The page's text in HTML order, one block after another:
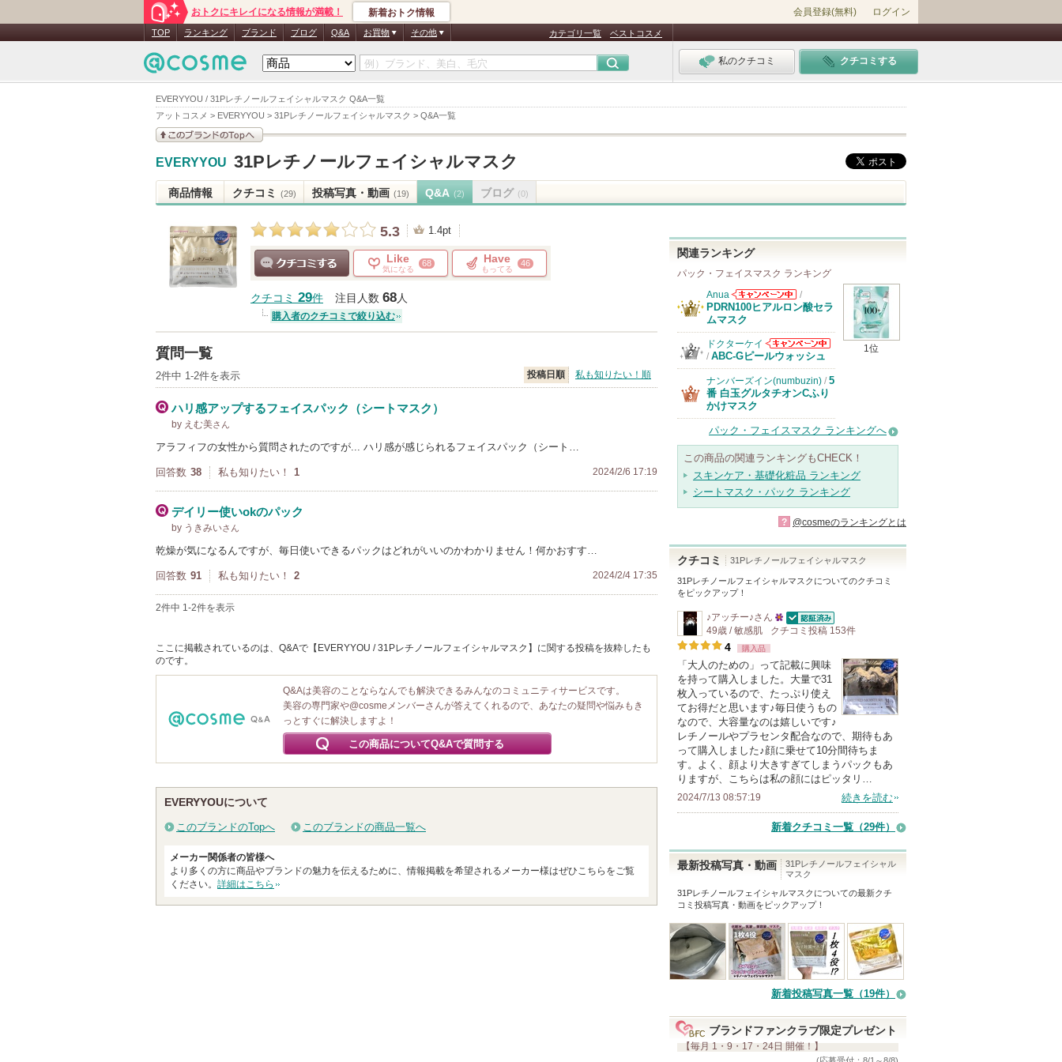
EVERYYOU / 31Pレチノールフェイシャルマスク Q&A一覧
アットコスメ > EVERYYOU > 31Pレチノールフェイシャルマスク > Q&A一覧
おトクにキレイになる情報が満載！ 新着おトク情報 会員登録(無料) ログイン
TOP ランキング ブランド ブログ Q&A お買物 その他 カテゴリ一覧 ベストコスメ
私のクチコミ クチコミする
EVERYYOU 31Pレチノールフェイシャルマスク
商品情報 クチコミ (29) 投稿写真・動画 (19) Q&A (2) ブログ (0)
5.3 1.4pt
Like
気になる
68 Have
もってる
46
クチコミ 29件 注目人数 68人
購入者のクチコミで絞り込む
質問一覧
2件中 1-2件を表示 投稿日順 私も知りたい！順
ハリ感アップするフェイスパック（シートマスク）
by えむ美さん
アラフィフの女性から質問されたのですが... ハリ感が感じられるフェイスパック（シート…
回答数 38 私も知りたい！ 1 2024/2/6 17:19
デイリー使いokのパック
by うきみいさん
乾燥が気になるんですが、毎日使いできるパックはどれがいいのかわかりません！何かおすす…
回答数 91 私も知りたい！ 2 2024/2/4 17:35
2件中 1-2件を表示
ここに掲載されているのは、Q&Aで【EVERYYOU / 31Pレチノールフェイシャルマスク】に関する投稿を抜粋したも
のです。
Q&Aは美容のことならなんでも解決できるみんなのコミュニティサービスです。
美容の専門家や@cosmeメンバーさんが答えてくれるので、あなたの疑問や悩みもき
っとすぐに解決しますよ！
この商品についてQ&Aで質問する
EVERYYOUについて
このブランドのTopへ このブランドの商品一覧へ
メーカー関係者の皆様へ
より多くの方に商品やブランドの魅力を伝えるために、情報掲載を希望されるメーカー様はぜひこちらをご覧
ください。 詳細はこちら
関連ランキング
パック・フェイスマスク ランキング
1位
Anua
Anuaからのお
知らせがありま
/
PDRN100ヒアルロン酸セラ
ムマスク
ドクターケイ
ドクターケイか
らのお知らせが
あります
/ ABC-Gピールウォッシュ
ナンバーズイン(numbuzin) / 5
番 白玉グルタチオンCふり
かけマスク
パック・フェイスマスク ランキングへ
この商品の関連ランキングもCHECK！
スキンケア・基礎化粧品 ランキング
シートマスク・パック ランキング
? @cosmeのランキングとは
クチコミ 31Pレチノールフェイシャルマスク
31Pレチノールフェイシャルマスク についてのクチコミ
をピックアップ！
♪アッチー♪さん
25
以
上
の
メ
ン
バ
ー
お
に
入
り
録
さ
れ
て
ま
す
認証済
49歳 / 敏感肌 クチコミ投稿 153件
4 購入品
「大人のための」って記載に興味
を持って購入しました。大量で31
枚入っているので、たっぷり使え
てお得だと思います♪毎日使うもの
なので、大容量なのは嬉しいです♪
レチノールやプラセンタ配合なので、期待もあ
って購入しました♪顔に乗せて10分間待ちま
す。よく、顔より大きすぎてしまうパックもあ
りますが、こちらは私の顔にはピッタリ…
2024/7/13 08:57:19 続きを読む
新着クチコミ一覧 （29件）
最新投稿写真・動画
31Pレチノールフェイシャル
マスク
31Pレチノールフェイシャルマスク についての最新クチ
コミ投稿写真・動画をピックアップ！
新着投稿写真一覧（19件）
ブランドファンクラブ限定プレゼント
【毎月 1・9・17・24日 開催！】